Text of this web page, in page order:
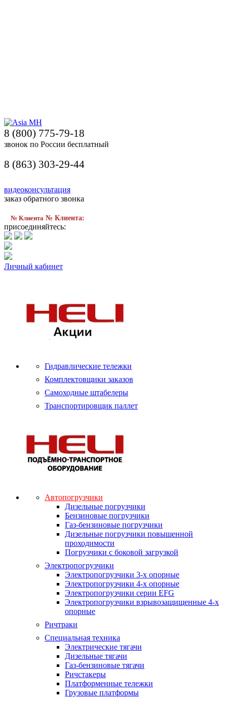
8 (800) 775-79-18
звонок по России бесплатный
8 (863) 303-29-44
видеоконсультация
заказ обратного звонка
№ Клиента № Клиента:
присоединяйтесь:
Личный кабинет
Гидравлические тележки
Комплектовщики заказов
Самоходные штабелеры
Транспортировщик паллет
Автопогрузчики
Дизельные погрузчики
Бензиновые погрузчики
Газ-бензиновые погрузчики
Дизельные погрузчики повышенной
проходимости
Погрузчики с боковой загрузкой
Электропогрузчики
Электропогрузчики 3-х опорные
Электропогрузчики 4-х опорные
Электропогрузчики серии EFG
Электропогрузчики взрывозащищенные 4-х
опорные
Ричтраки
Специальная техника
Электрические тягачи
Дизельные тягачи
Газ-бензиновые тягачи
Ричстакеры
Платформенные тележки
Грузовые платформы